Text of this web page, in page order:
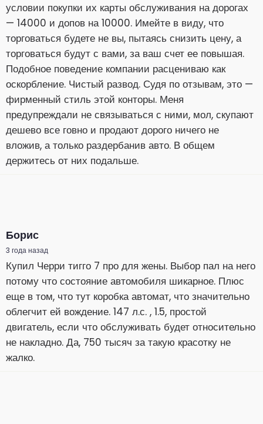
условии покупки их карты обслуживания на дорогах
— 14000 и допов на 10000. Имейте в виду, что
торговаться будете не вы, пытаясь снизить цену, а
торговаться будут с вами, за ваш счет ее повышая.
Подобное поведение компании расцениваю как
оскорбление. Чистый развод. Судя по отзывам, это —
фирменный стиль этой конторы. Меня
предупреждали не связываться с ними, мол, скупают
дешево все говно и продают дорого ничего не
вложив, а только раздербанив авто. В общем
держитесь от них подальше.
Борис
3 года назад
Купил Черри тигго 7 про для жены. Выбор пал на него
потому что состояние автомобиля шикарное. Плюс
еще в том, что тут коробка автомат, что значительно
облегчит ей вождение. 147 л.с. , 1.5, простой
двигатель, если что обслуживать будет относительно
не накладно. Да, 750 тысяч за такую красотку не
жалко.